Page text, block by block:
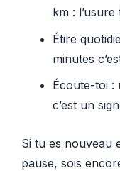
km :
Étire
minutes
Écoute-toi :
c’est un
Si tu es nouveau
pause, sois